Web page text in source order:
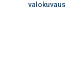
valokuvaus